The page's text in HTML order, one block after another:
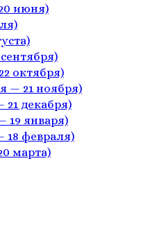
июня)
октября)
— 21 ноября)
21 декабря)
19 января)
18 февраля)
марта)